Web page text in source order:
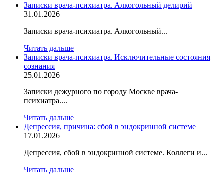
Записки врача-психиатра. Алкогольный делирий
31.01.2026
Записки врача-психиатра. Алкогольный...
Читать дальше
Записки врача-психиатра. Исключительные состояния
сознания
25.01.2026
Записки дежурного по городу Москве врача-
психиатра....
Читать дальше
Депрессия, причина: сбой в эндокринной системе
17.01.2026
Депрессия, сбой в эндокринной системе. Коллеги и...
Читать дальше